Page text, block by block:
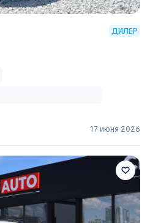
ДИЛЕР
17 июня 2026